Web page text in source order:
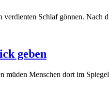
Schlaf gönnen. Nach
geben
Menschen dort im